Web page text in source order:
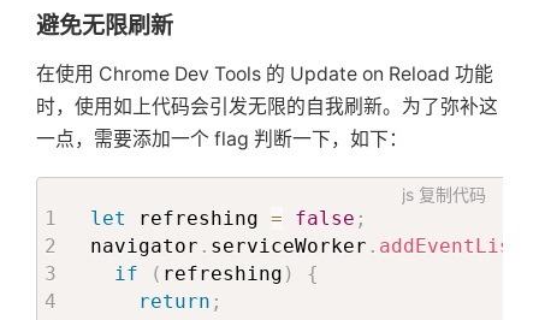
避免无限刷新
在使用 Chrome Dev Tools 的 Update on Reload 功能
时，使用如上代码会引发无限的自我刷新。为了弥补这
一点，需要添加一个 flag 判断一下，如下：
js 复制代码
let refreshing = false ;
navigator . serviceWorker .
if
( refreshing )
{
return ;